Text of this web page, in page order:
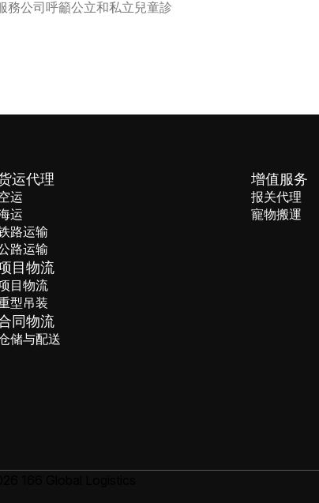
務公司呼籲公立和私立兒童診
运代理
运
运
路运输
路运输
目物流
目物流
型吊装
同物流
储与配送
增值服务
报关代理
寵物搬運